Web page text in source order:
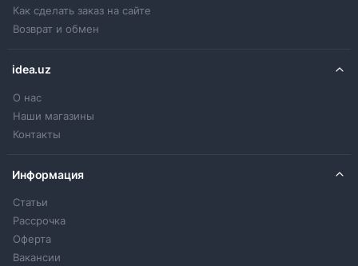
Как сделать заказ на сайте
Возврат и обмен
idea.uz
О нас
Наши магазины
Контакты
Информация
Статьи
Рассрочка
Оферта
Вакансии